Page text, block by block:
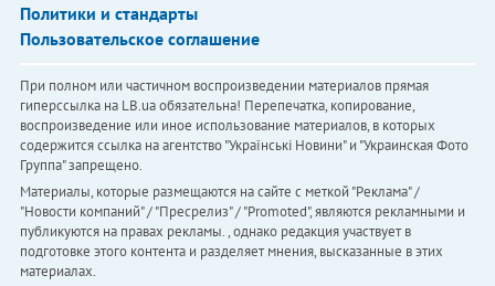
Политики и стандарты
Пользовательское соглашение
При полном или частичном воспроизведении материалов прямая
гиперссылка на LB.ua обязательна! Перепечатка, копирование,
воспроизведение или иное использование материалов, в которых
содержится ссылка на агентство "Українськi Новини" и "Украинская Фото
Группа" запрещено.
Материалы, которые размещаются на сайте с меткой "Реклама" /
"Новости компаний" / "Пресрелиз" / "Promoted", являются рекламными и
публикуются на правах рекламы. , однако редакция участвует в
подготовке этого контента и разделяет мнения, высказанные в этих
материалах.